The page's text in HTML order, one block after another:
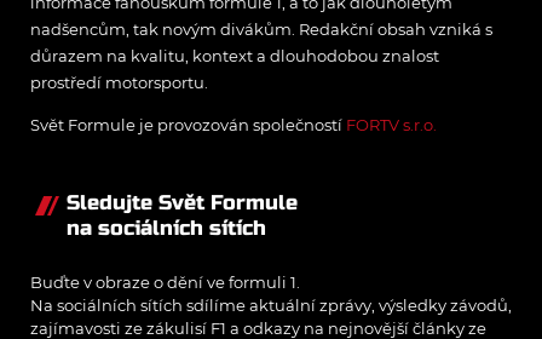
nadšencům, tak novým divákům. Redakční obsah vzniká s
důrazem na kvalitu, kontext a dlouhodobou znalost
prostředí motorsportu.
Svět Formule je provozován společností FORTV s.r.o.
Sledujte Svět Formule
na sociálních sítích
Buďte v obraze o dění ve formuli 1.
Na sociálních sítích sdílíme aktuální zprávy, výsledky závodů,
zajímavosti ze zákulisí F1 a odkazy na nejnovější články ze